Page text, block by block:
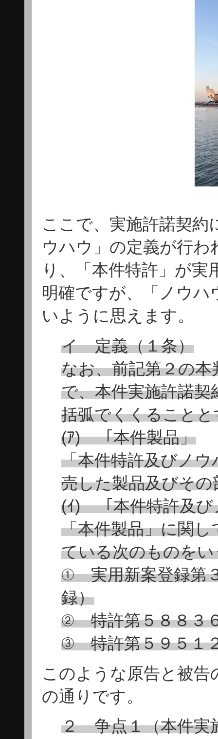
ここで、実施許諾契約
ウハウ」の定義が行
り、「本件特許」が
明確ですが、「ノウ
いように思えます。
イ 定義（１条）
なお、前記第２の
で、本件実施許諾
括弧でくくることと
(ｱ) 「本件製品」
「本件特許及びノ
売した製品及びそ
(ｲ) 「本件特許及び
「本件製品」に関
ている次のものをい
① 実用新案登録第
録）
② 特許第５８８３
③ 特許第５９５１
このような原告と被
の通りです。
２ 争点１（本件実